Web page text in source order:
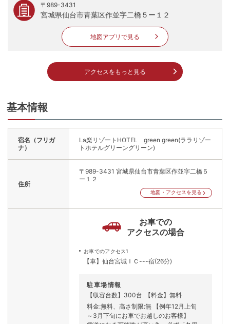
〒989-3431
宮城県仙台市青葉区作並字二橋５ー１２
地図アプリで見る
アクセスをもっと見る
基本情報
宿名（フリガ
ナ）
La楽リゾートHOTEL green green(ララリゾー
トホテルグリーングリーン)
住所
〒989-3431 宮城県仙台市青葉区作並字二橋５
ー１２
地図・アクセスを見る
お車での
アクセスの場合
お車でのアクセス1
【車】仙台宮城ＩＣ---宿(26分)
駐車場情報
【収容台数】300台
【料金】無料
料金:無料、高さ制限:無 【例年12月上旬
～3月下旬にお車でお越しのお客様】